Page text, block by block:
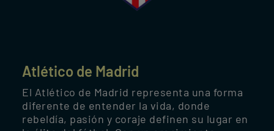
Atlético de Madrid
El Atlético de Madrid representa una forma
diferente de entender la vida, donde
rebeldía, pasión y coraje definen su lugar en